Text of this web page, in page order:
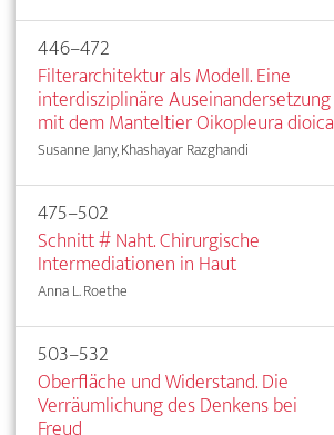
446–472
Filterarchitektur als Modell. Eine
interdisziplinäre Auseinandersetzung
mit dem Manteltier Oikopleura dioica
Susanne Jany, Khashayar Razghandi
475–502
Schnitt # Naht. Chirurgische
Intermediationen in Haut
Anna L. Roethe
503–532
Oberfläche und Widerstand. Die
Verräumlichung des Denkens bei